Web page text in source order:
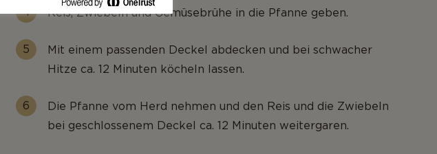
Reis, Zwiebeln und Gemüsebrühe in die Pfanne geben.
Mit einem passenden Deckel abdecken und bei schwacher
Hitze ca. 12 Minuten köcheln lassen.
Die Pfanne vom Herd nehmen und den Reis und die Zwiebeln
bei geschlossenem Deckel ca. 12 Minuten weitergaren.